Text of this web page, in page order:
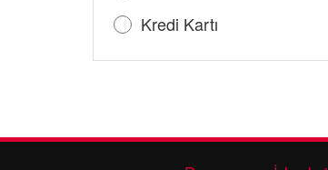
Kredi Kartı